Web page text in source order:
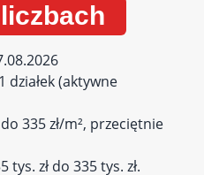
działek (aktywne
335 zł/m², przeciętnie
tys. zł do 335 tys. zł.